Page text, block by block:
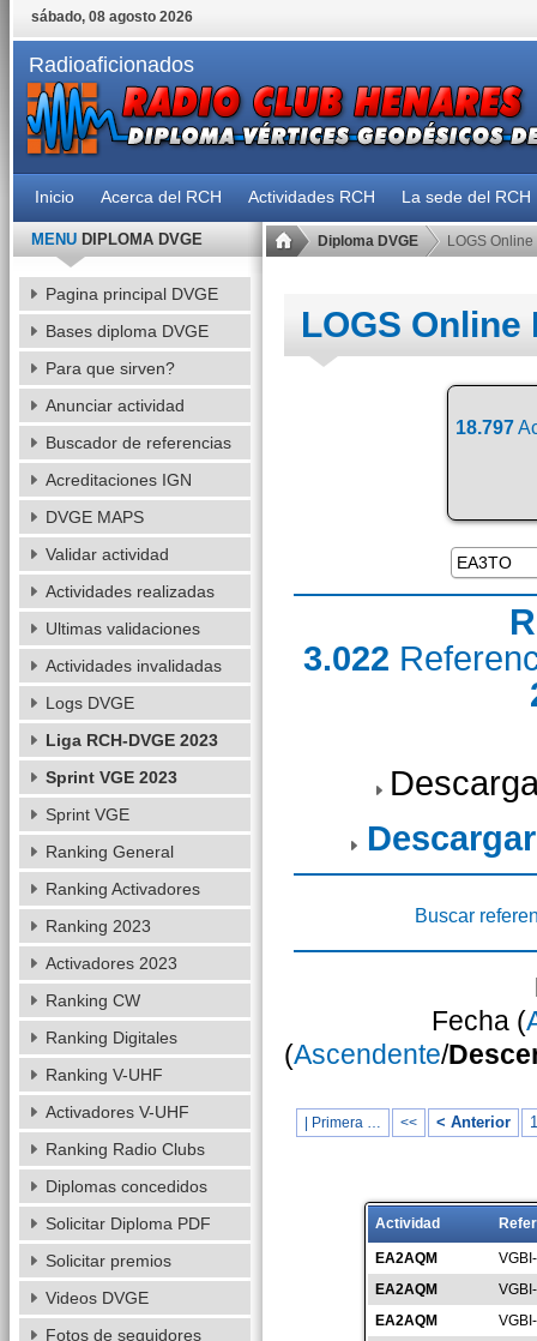
sábado, 08 agosto 2026
Radioaficionados
Inicio Acerca del RCH Actividades RCH La sede del RCH
Diploma DVGE LOGS Online
LOGS Online
18.797
3.022
Buscar
Fecha (
(Ascendente/
| Primera … << < Anterior
Actividad
EA2AQM
EA2AQM
EA2AQM
MENUDIPLOMA DVGE
Pagina principal DVGE
Bases diploma DVGE
Para que sirven?
Anunciar actividad
Buscador de referencias
Acreditaciones IGN
DVGE MAPS
Validar actividad
Actividades realizadas
Ultimas validaciones
Actividades invalidadas
Logs DVGE
Liga RCH-DVGE 2023
Sprint VGE 2023
Sprint VGE
Ranking General
Ranking Activadores
Ranking 2023
Activadores 2023
Ranking CW
Ranking Digitales
Ranking V-UHF
Activadores V-UHF
Ranking Radio Clubs
Diplomas concedidos
Solicitar Diploma PDF
Solicitar premios
Videos DVGE
Fotos de seguidores